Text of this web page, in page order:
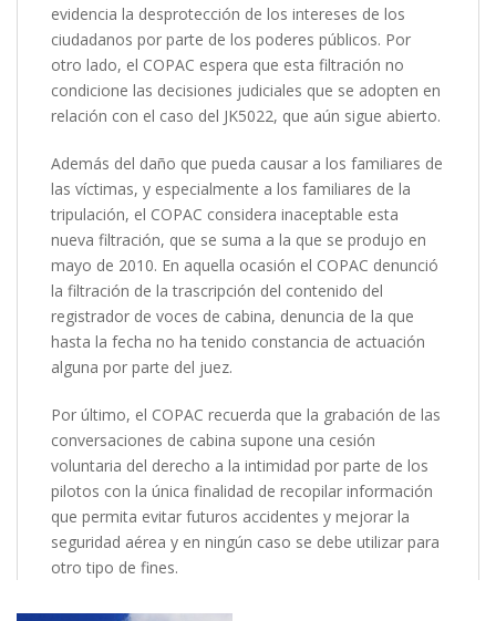
evidencia la desprotección de los intereses de los
ciudadanos por parte de los poderes públicos. Por
otro lado, el COPAC espera que esta filtración no
condicione las decisiones judiciales que se adopten en
relación con el caso del JK5022, que aún sigue abierto.
Además del daño que pueda causar a los familiares de
las víctimas, y especialmente a los familiares de la
tripulación, el COPAC considera inaceptable esta
nueva filtración, que se suma a la que se produjo en
mayo de 2010. En aquella ocasión el COPAC denunció
la filtración de la trascripción del contenido del
registrador de voces de cabina, denuncia de la que
hasta la fecha no ha tenido constancia de actuación
alguna por parte del juez.
Por último, el COPAC recuerda que la grabación de las
conversaciones de cabina supone una cesión
voluntaria del derecho a la intimidad por parte de los
pilotos con la única finalidad de recopilar información
que permita evitar futuros accidentes y mejorar la
seguridad aérea y en ningún caso se debe utilizar para
otro tipo de fines.